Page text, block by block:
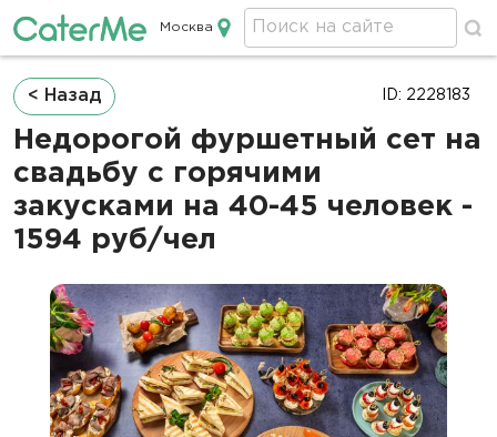
Кейтеринг в Москве
Москва
Строка
навигации
< Назад
Недорогой фуршетный сет на
свадьбу с горячими
закусками на 40-45 человек -
1594 руб/чел
ID: 2228183